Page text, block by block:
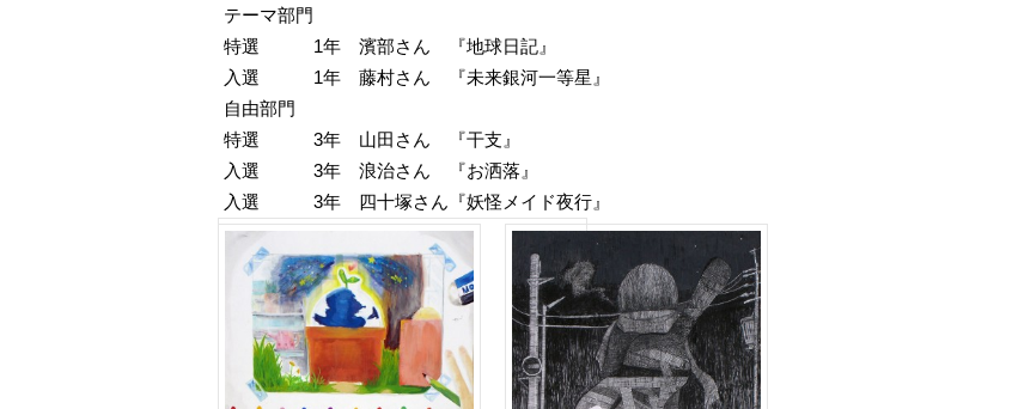
テーマ部門
特選 1年 濱部さん 『地球日記』
入選 1年 藤村さん 『未来銀河一等星』
自由部門
特選 3年 山田さん 『干支』
入選 3年 浪治さん 『お洒落』
入選 3年 四十塚さん『妖怪メイド夜行』